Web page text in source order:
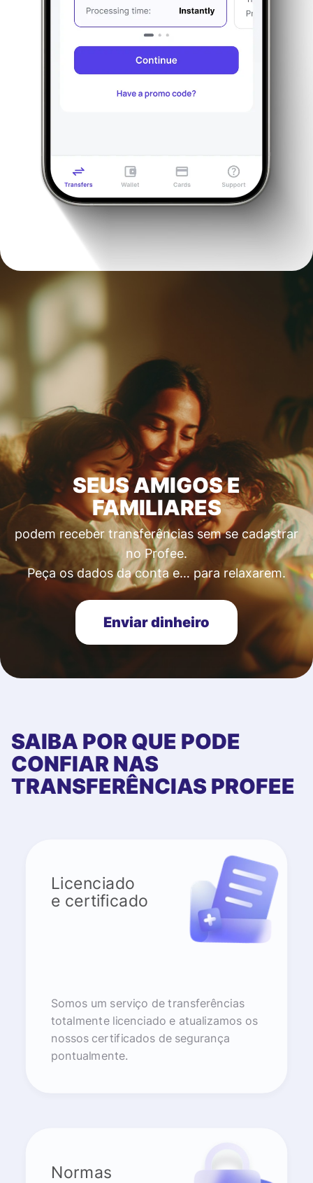
SEUS AMIGOS E
FAMILIARES
podem receber transferências sem se cadastrar
no Profee.
Peça os dados da conta e… para relaxarem.
Enviar dinheiro
SAIBA POR QUE PODE
CONFIAR NAS
TRANSFERÊNCIAS PROFEE
Licenciado
e certificado
Somos um serviço de transferências
totalmente licenciado e atualizamos os
nossos certificados de segurança
pontualmente.
Normas